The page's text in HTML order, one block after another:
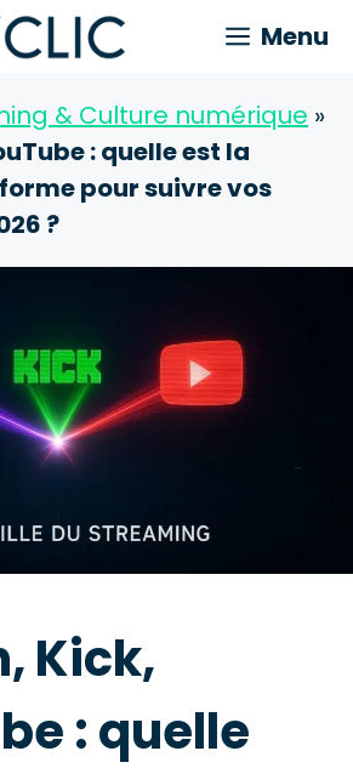
Menu
& Culture numérique »
: quelle est la
pour suivre vos
?
Kick,
: quelle